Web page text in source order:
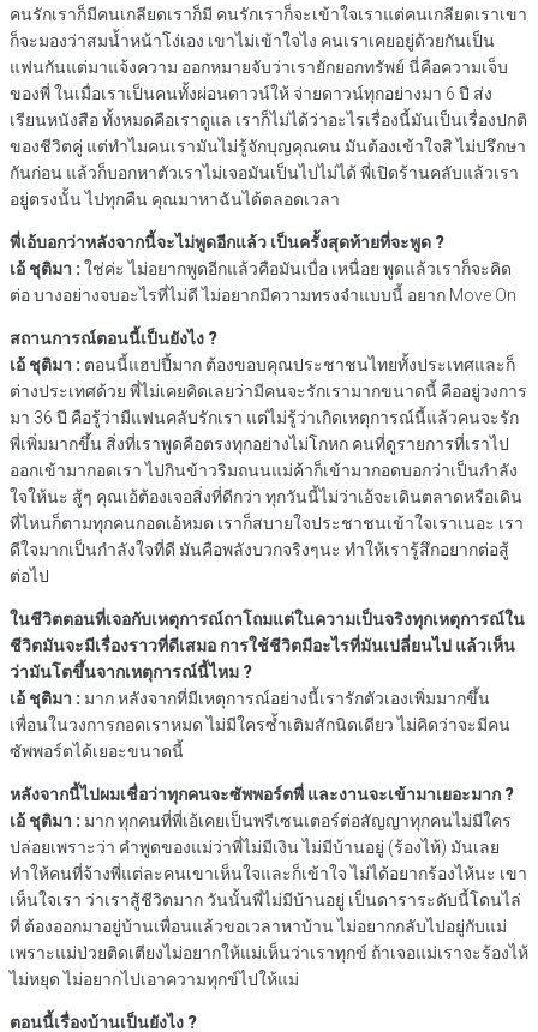
คนรักเราก็มีคนเกลียดเราก็มี คนรักเราก็จะเข้าใจเราแต่คนเกลียดเราเขา
ก็จะมองว่าสมน้ำหน้าโง่เอง เขาไม่เข้าใจไง คนเราเคยอยู่ด้วยกันเป็น
แฟนกันแต่มาแจ้งความ ออกหมายจับว่าเรายักยอกทรัพย์ นี่คือความเจ็บ
ของพี่ ในเมื่อเราเป็นคนทั้งผ่อนดาวน์ให้ จ่ายดาวน์ทุกอย่างมา 6 ปี ส่ง
เรียนหนังสือ ทั้งหมดคือเราดูแล เราก็ไม่ได้ว่าอะไรเรื่องนี้มันเป็นเรื่องปกติ
ของชีวิตคู่ แต่ทำไมคนเรามันไม่รู้จักบุญคุณคน มันต้องเข้าใจสิ ไม่ปรึกษา
กันก่อน แล้วก็บอกหาตัวเราไม่เจอมันเป็นไปไม่ได้ พี่เปิดร้านคลับแล้วเรา
อยู่ตรงนั้น ไปทุกคืน คุณมาหาฉันได้ตลอดเวลา
พี่เอ้บอกว่าหลังจากนี้จะไม่พูดอีกแล้ว เป็นครั้งสุดท้ายที่จะพูด ?
เอ้ ชุติมา :ใช่ค่ะ ไม่อยากพูดอีกแล้วคือมันเบื่อ เหนื่อย พูดแล้วเราก็จะคิด
ต่อ บางอย่างจบอะไรที่ไม่ดี ไม่อยากมีความทรงจำแบบนี้ อยาก Move On
สถานการณ์ตอนนี้เป็นยังไง ?
เอ้ ชุติมา : ตอนนี้แฮปปี้มาก ต้องขอบคุณประชาชนไทยทั้งประเทศและก็
ต่างประเทศด้วย พี่ไม่เคยคิดเลยว่ามีคนจะรักเรามากขนาดนี้ คืออยู่วงการ
มา 36 ปี คือรู้ว่ามีแฟนคลับรักเรา แต่ไม่รู้ว่าเกิดเหตุการณ์นี้แล้วคนจะรัก
พี่เพิ่มมากขึ้น สิ่งที่เราพูดคือตรงทุกอย่างไม่โกหก คนที่ดูรายการที่เราไป
ออกเข้ามากอดเรา ไปกินข้าวริมถนนแม่ค้าก็เข้ามากอดบอกว่าเป็นกำลัง
ใจให้นะ สู้ๆ คุณเอ้ต้องเจอสิ่งที่ดีกว่า ทุกวันนี้ไม่ว่าเอ้จะเดินตลาดหรือเดิน
ที่ไหนก็ตามทุกคนกอดเอ้หมด เราก็สบายใจประชาชนเข้าใจเราเนอะ เรา
ดีใจมากเป็นกำลังใจที่ดี มันคือพลังบวกจริงๆนะ ทำให้เรารู้สึกอยากต่อสู้
ต่อไป
ในชีวิตตอนที่เจอกับเหตุการณ์ถาโถมแต่ในความเป็นจริงทุกเหตุการณ์ใน
ชีวิตมันจะมีเรื่องราวที่ดีเสมอ การใช้ชีวิตมีอะไรที่มันเปลี่ยนไป แล้วเห็น
ว่ามันโตขึ้นจากเหตุการณ์นี้ไหม ?
เอ้ ชุติมา : มาก หลังจากที่มีเหตุการณ์อย่างนี้เรารักตัวเองเพิ่มมากขึ้น
เพื่อนในวงการกอดเราหมด ไม่มีใครซ้ำเติมสักนิดเดียว ไม่คิดว่าจะมีคน
ซัพพอร์ตได้เยอะขนาดนี้
หลังจากนี้ไปผมเชื่อว่าทุกคนจะซัพพอร์ตพี่ และงานจะเข้ามาเยอะมาก ?
เอ้ ชุติมา : มาก ทุกคนที่พี่เอ้เคยเป็นพรีเซนเตอร์ต่อสัญญาทุกคนไม่มีใคร
ปล่อยเพราะว่า คำพูดของแม่ว่าพี่ไม่มีเงิน ไม่มีบ้านอยู่ (ร้องไห้) มันเลย
ทำให้คนที่จ้างพี่แต่ละคนเขาเห็นใจและก็เข้าใจ ไม่ได้อยากร้องไห้นะ เขา
เห็นใจเรา ว่าเราสู้ชีวิตมาก วันนั้นพี่ไม่มีบ้านอยู่ เป็นดาราระดับนี้โดนไล่
ที่ ต้องออกมาอยู่บ้านเพื่อนแล้วขอเวลาหาบ้าน ไม่อยากกลับไปอยู่กับแม่
เพราะแม่ป่วยติดเตียงไม่อยากให้แม่เห็นว่าเราทุกข์ ถ้าเจอแม่เราจะร้องไห้
ไม่หยุด ไม่อยากไปเอาความทุกข์ไปให้แม่
ตอนนี้เรื่องบ้านเป็นยังไง ?